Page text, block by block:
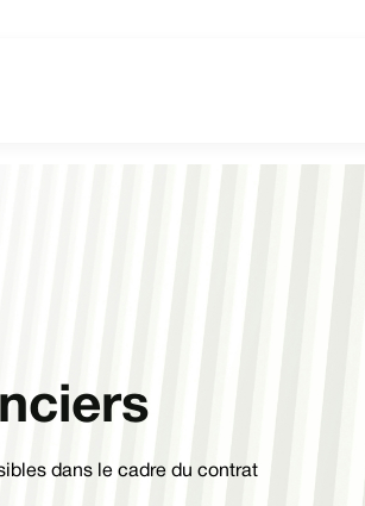
dans le cadre du contrat